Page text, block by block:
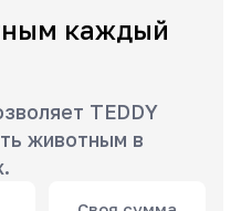
каждый
TEDDY
животным в